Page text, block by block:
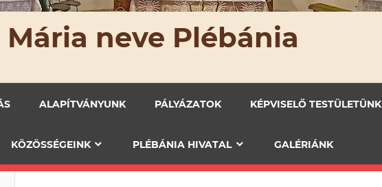
neve Plébánia
ALAPÍTVÁNYUNK PÁLYÁZATOK KÉPVISELŐ TESTÜLETÜNK
KÖZÖSSÉGEINK PLÉBÁNIA HIVATAL GALÉRIÁNK